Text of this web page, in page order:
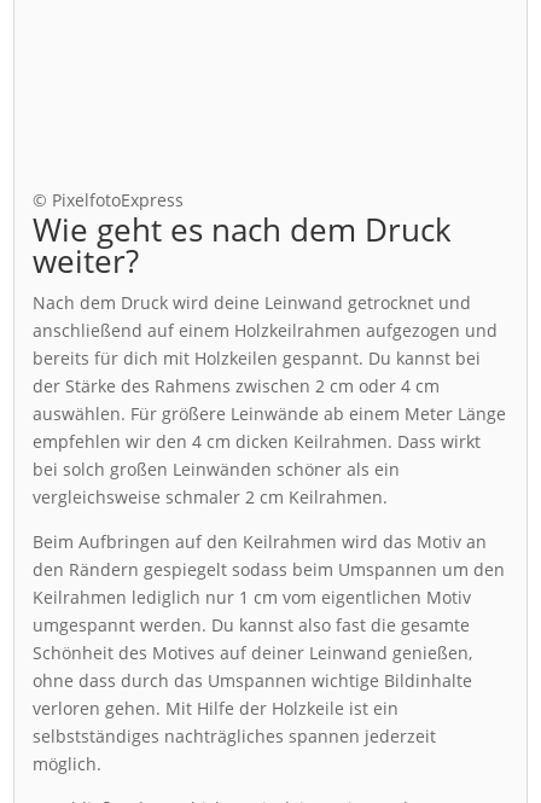
© PixelfotoExpress
Wie geht es nach dem Druck
weiter?
Nach dem Druck wird deine Leinwand getrocknet und
anschließend auf einem Holzkeilrahmen aufgezogen und
bereits für dich mit Holzkeilen gespannt. Du kannst bei
der Stärke des Rahmens zwischen 2 cm oder 4 cm
auswählen. Für größere Leinwände ab einem Meter Länge
empfehlen wir den 4 cm dicken Keilrahmen. Dass wirkt
bei solch großen Leinwänden schöner als ein
vergleichsweise schmaler 2 cm Keilrahmen.
Beim Aufbringen auf den Keilrahmen wird das Motiv an
den Rändern gespiegelt sodass beim Umspannen um den
Keilrahmen lediglich nur 1 cm vom eigentlichen Motiv
umgespannt werden. Du kannst also fast die gesamte
Schönheit des Motives auf deiner Leinwand genießen,
ohne dass durch das Umspannen wichtige Bildinhalte
verloren gehen. Mit Hilfe der Holzkeile ist ein
selbstständiges nachträgliches spannen jederzeit
möglich.